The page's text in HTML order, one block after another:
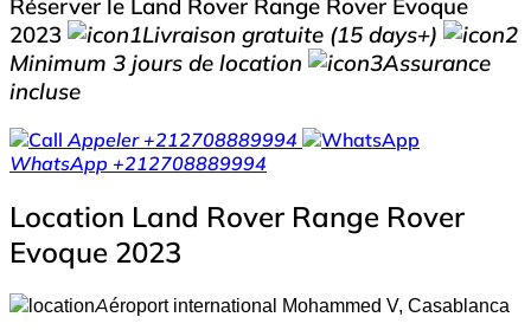
Réserver le Land Rover Range Rover Evoque
2023
Livraison gratuite (15 days+)
Minimum 3 jours de location
Assurance
incluse
Appeler +212708889994
WhatsApp +212708889994
Location Land Rover Range Rover
Evoque 2023
Aéroport international Mohammed V, Casablanca